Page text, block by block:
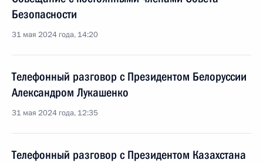
Безопасности
31 мая 2024 года, 14:20
Телефонный разговор с Президентом Белоруссии
Александром Лукашенко
31 мая 2024 года, 12:35
Телефонный разговор с Президентом Казахстана